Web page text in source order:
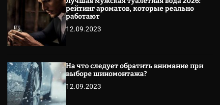
рейтинг ароматов, которые реально
работают
12.09.2023
На что следует обратить внимание при
выборе шиномонтажа?
12.09.2023